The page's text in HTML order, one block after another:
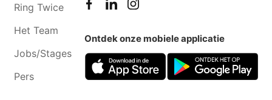
Ring Twice
Het Team
Jobs/Stages
Pers
Ontdek onze mobiele applicatie